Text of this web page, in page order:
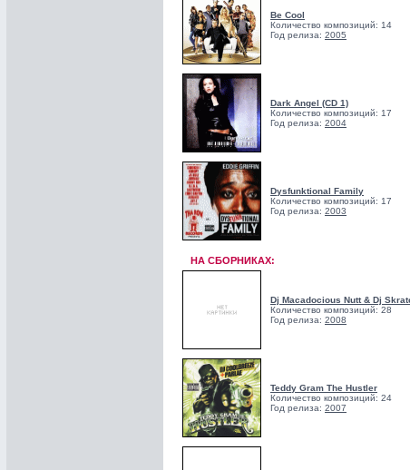
Be Cool
Количество композиций: 14
Год релиза: 2005
Dark Angel (CD 1)
Количество композиций: 17
Год релиза: 2004
Dysfunktional Family
Количество композиций: 17
Год релиза: 2003
НА СБОРНИКАХ:
Dj Macadocious Nutt & Dj
Количество композиций: 28
Год релиза: 2008
Teddy Gram The Hustler
Количество композиций: 24
Год релиза: 2007